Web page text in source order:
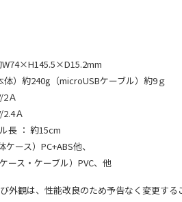
W74×H145.5×D15.2mm
体）約240g（microUSBケーブル）約9ｇ
2Ａ
2.4Ａ
長 ： 約15cm
ケース）PC+ABS他、
ケース・ケーブル）PVC、他
外観は、性能改良のため予告なく変更する